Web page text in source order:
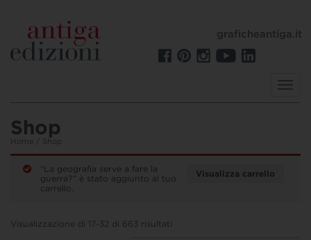
graficheantiga.it
Shop
Home / Shop
Visualizza carrello
“La geografia serve a fare la
guerra?” è stato aggiunto al tuo
carrello.
Visualizzazione di 17-32 di 663 risultati